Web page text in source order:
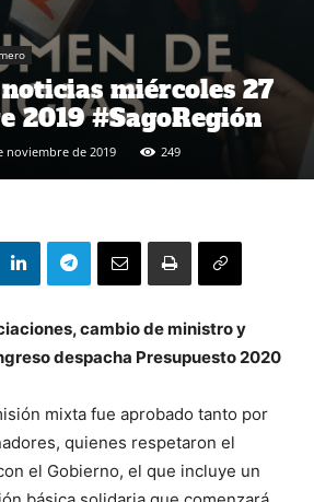
miércoles 27
2019 #SagoRegión
noviembre de 2019 249
cambio de ministro y
despacha Presupuesto 2020
mixta fue aprobado tanto por
quienes respetaron el
el Gobierno, el que incluye un